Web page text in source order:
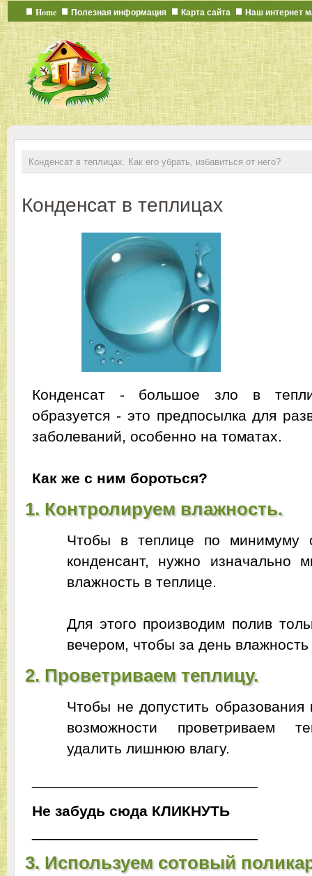
Конденсат в теплицах. Как его убрать, избавиться от него?
Конденсат в теплицах
Конденсат - большое зло в
образуется - это предпосылка для
заболеваний, особенно на томатах.
Как же с ним бороться?
1. Контролируем влажность.
Чтобы в теплице по минимуму
конденсант, нужно изначально
влажность в теплице.
Для этого производим полив
вечером, чтобы за день
2. Проветриваем теплицу.
Чтобы не допустить образования
возможности проветриваем
удалить лишнюю влагу.
Не забудь сюда ЬТУНКИЛК
3. Используем сотовый
Home Полезная информация Карта сайта Наш интернет